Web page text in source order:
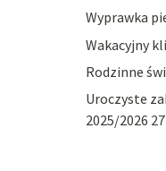
Wyprawka
Wakacyjny
Rodzinne
Uroczyste
2025/2026